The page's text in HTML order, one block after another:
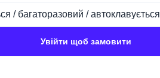
/ багаторазовий / автоклавується
Увійти щоб замовити